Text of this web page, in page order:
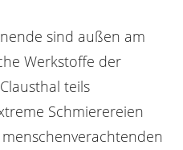
sind außen am
Werkstoffe der
teils
Schmierereien